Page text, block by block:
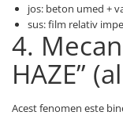
jos: beton umed +
sus: film relativ
4.
HAZE”
Acest fenomen este